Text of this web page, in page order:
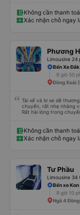
Không cần thanh
Xác nhận chỗ ngay
Phương
Limousine 24
Bến Xe Đắk
9 giờ 50
Đồng Xoài
Tài xế và lơ xe dễ
chuyến, rất nhẹ nhàng
Rất hài lòng trong
Không cần thanh
Xác nhận chỗ ngay
Tư Phầu
Limousine 34
Bến xe Kon
9 giờ 10
Ngã 4